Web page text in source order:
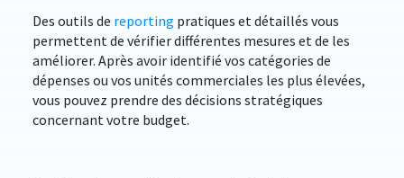
Des outils de reporting pratiques et détaillés vous
permettent de vérifier différentes mesures et de les
améliorer. Après avoir identifié vos catégories de
dépenses ou vos unités commerciales les plus élevées,
vous pouvez prendre des décisions stratégiques
concernant votre budget.